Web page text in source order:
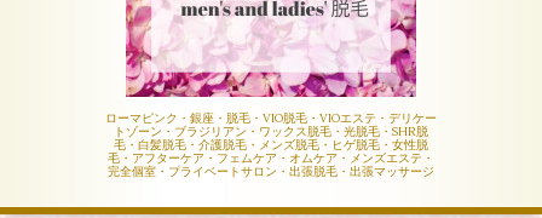
ローマピンク・銀座・脱毛・VIO脱毛・VIOエステ・デリケー
トゾーン・ブラジリアン・ワックス脱毛・光脱毛・SHR脱
毛・白髪脱毛・介護脱毛・メンズ脱毛・ヒゲ脱毛・女性脱
毛・アフターケア・フェムケア・オムケア・メンズエステ・
完全個室・プライベートサロン・出張脱毛・出張マッサージ